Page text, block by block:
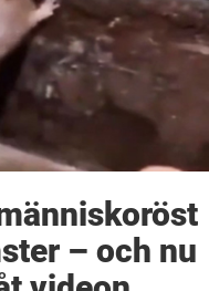
– och nu